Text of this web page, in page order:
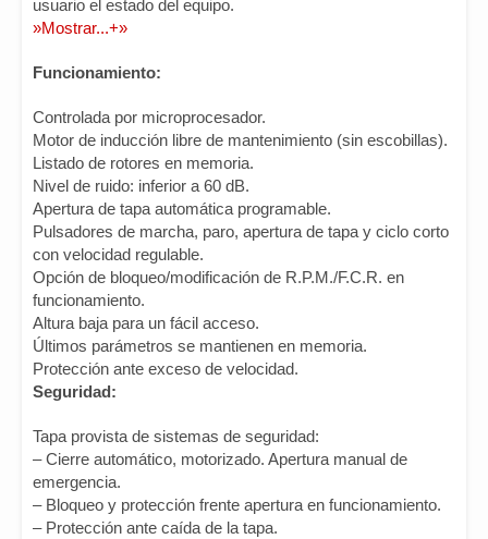
usuario el estado del equipo.
»Mostrar...+»
Funcionamiento:
Controlada por microprocesador.
Motor de inducción libre de mantenimiento (sin escobillas).
Listado de rotores en memoria.
Nivel de ruido: inferior a 60 dB.
Apertura de tapa automática programable.
Pulsadores de marcha, paro, apertura de tapa y ciclo corto
con velocidad regulable.
Opción de bloqueo/modificación de R.P.M./F.C.R. en
funcionamiento.
Altura baja para un fácil acceso.
Últimos parámetros se mantienen en memoria.
Protección ante exceso de velocidad.
Seguridad:
Tapa provista de sistemas de seguridad:
– Cierre automático, motorizado. Apertura manual de
emergencia.
– Bloqueo y protección frente apertura en funcionamiento.
– Protección ante caída de la tapa.